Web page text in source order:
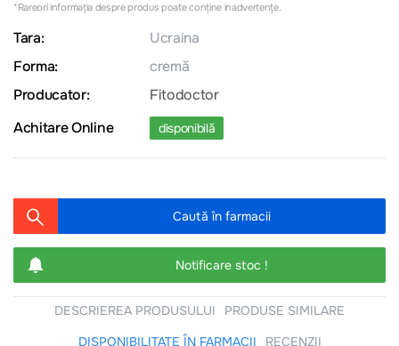
*Rareori informația despre produs poate conţine inadvertenţe.
Tara:
Ucraina
Forma:
cremă
Producator:
Fitodoctor
Achitare Online
disponibilă
Caută în farmacii
Notificare stoc !
DESCRIEREA PRODUSULUI
PRODUSE SIMILARE
DISPONIBILITATE ÎN FARMACII
RECENZII